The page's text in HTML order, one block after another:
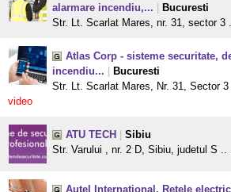
alarmare incendiu,...
Bucuresti
Str. Lt. Scarlat Mares, nr. 31, sector 3
Atlas Corp - sisteme securitate,
incendiu...
Bucuresti
Str. Lt. Scarlat Mares, Nr. 31, Sector
video
ATU TECH
Sibiu
Str. Varului , nr. 2 D, Sibiu, judetul S ..
Autel International, Retele